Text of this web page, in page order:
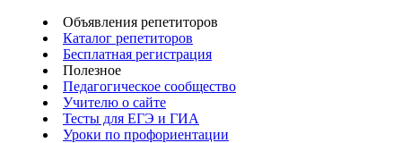
Объявления репетиторов
Каталог репетиторов
Бесплатная регистрация
Полезное
Педагогическое сообщество
Учителю о сайте
Тесты для ЕГЭ и ГИА
Уроки по профориентации